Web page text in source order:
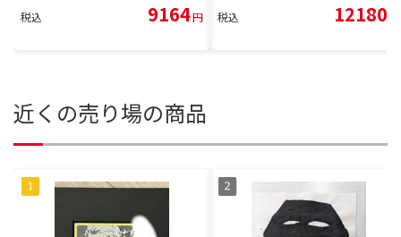
税込 9164円 税込 12180
近くの売り場の商品